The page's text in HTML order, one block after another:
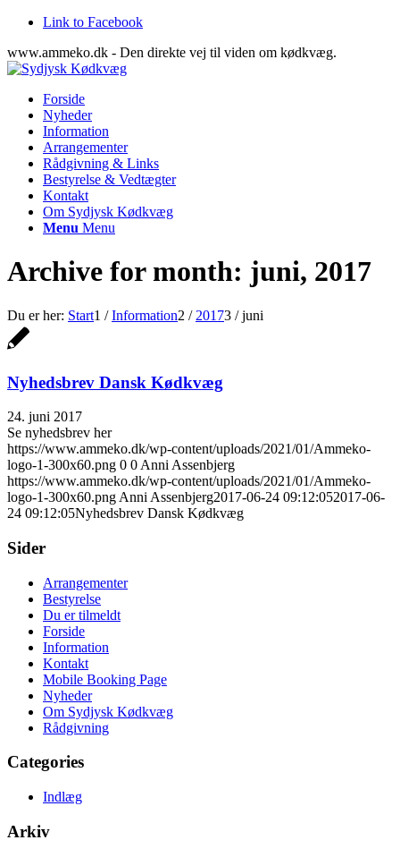
Link to Facebook
www.ammeko.dk - Den direkte vej til viden om kødkvæg.
Forside
Nyheder
Information
Arrangementer
Rådgivning & Links
Bestyrelse & Vedtægter
Kontakt
Om Sydjysk Kødkvæg
Menu Menu
Archive for month: juni, 2017
Du er her: Start1 / Information2 / 20173 / juni
Nyhedsbrev Dansk Kødkvæg
24. juni 2017
Se nyhedsbrev her
https://www.ammeko.dk/wp-content/uploads/2021/01/Ammeko-
logo-1-300x60.png 0 0 Anni Assenbjerg
https://www.ammeko.dk/wp-content/uploads/2021/01/Ammeko-
logo-1-300x60.png Anni Assenbjerg2017-06-24 09:12:052017-06-
24 09:12:05Nyhedsbrev Dansk Kødkvæg
Sider
Arrangementer
Bestyrelse
Du er tilmeldt
Forside
Information
Kontakt
Mobile Booking Page
Nyheder
Om Sydjysk Kødkvæg
Rådgivning
Categories
Indlæg
Arkiv